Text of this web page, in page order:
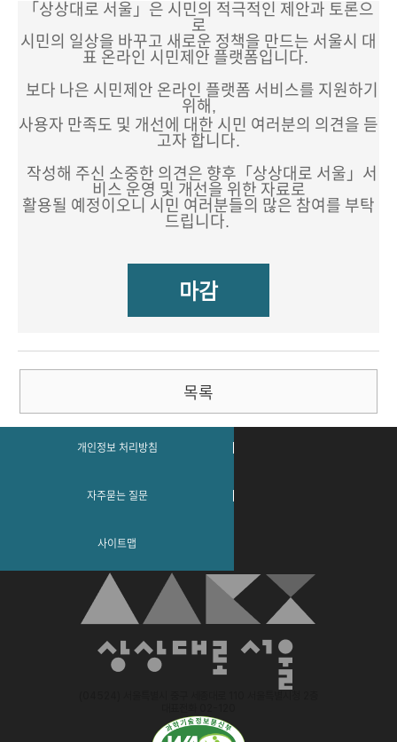
「상상대로 서울」은 시민의 적극적인 제안과 토론으
로
시민의 일상을 바꾸고 새로운 정책을 만드는 서울시 대
표 온라인 시민제안 플랫폼입니다.
보다 나은 시민제안 온라인 플랫폼 서비스를 지원하기
위해,
사용자 만족도 및 개선에 대한 시민 여러분의 의견을 듣
고자 합니다.
작성해 주신 소중한 의견은 향후 「상상대로 서울」서
비스 운영 및 개선을 위한 자료로
활용될 예정이오니 시민 여러분들의 많은 참여를 부탁
드립니다.
마감
목록
개인정보 처리방침
자주묻는 질문
사이트맵